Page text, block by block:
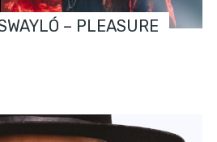
– PLEASURE